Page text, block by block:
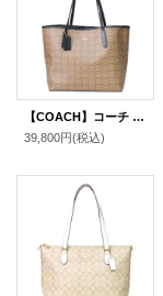
【COACH】コーチ コーティングキャンバス レザー シグネチャー マイクロ シティ トートバッグ カーキ×ブラック〔日本未発売〕
39,800円(税込)